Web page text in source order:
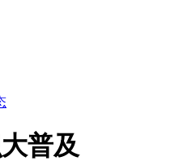
普及